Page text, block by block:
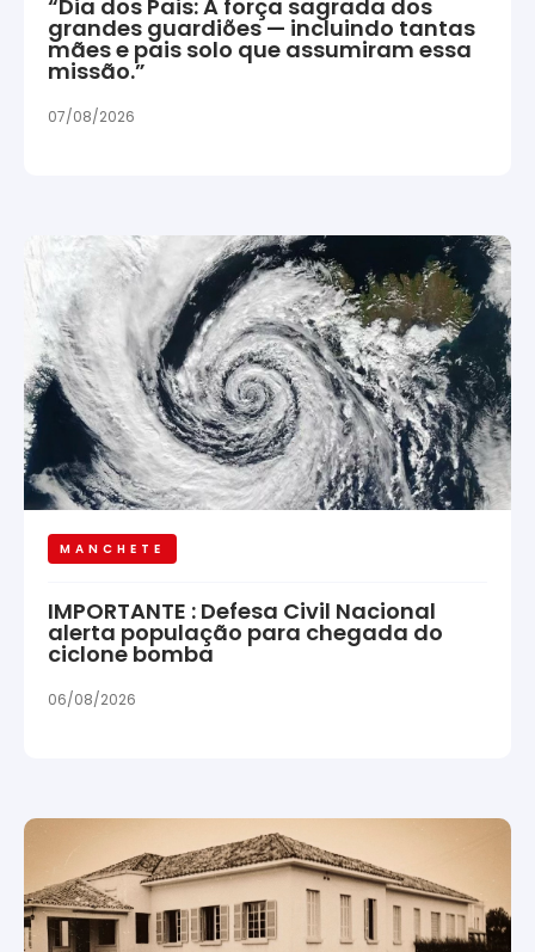
“Dia dos Pais: A força sagrada dos
grandes guardiões — incluindo tantas
mães e pais solo que assumiram essa
missão.”
07/08/2026
MANCHETE
IMPORTANTE : Defesa Civil Nacional
alerta população para chegada do
ciclone bomba
06/08/2026